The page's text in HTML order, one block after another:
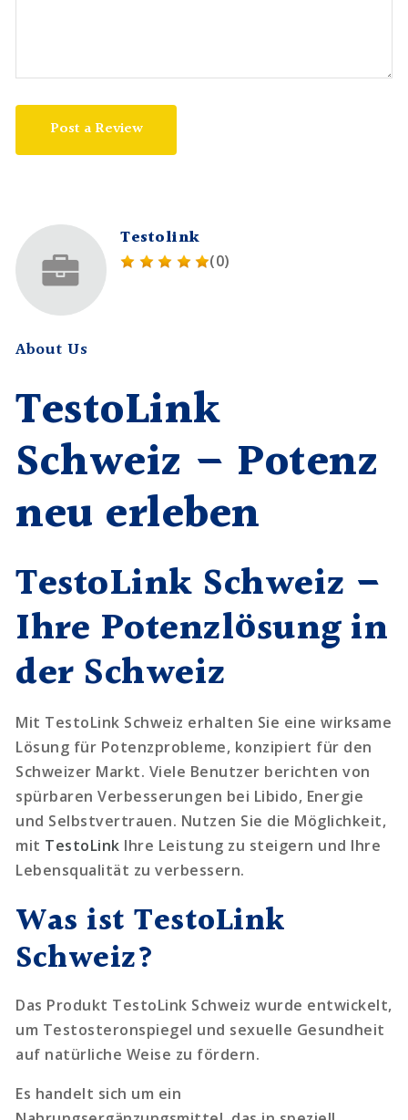
Post a Review
Testolink
(0)
About Us
TestoLink
Schweiz – Potenz
neu erleben
TestoLink Schweiz –
Ihre Potenzlösung in
der Schweiz
Mit TestoLink Schweiz erhalten Sie eine wirksame
Lösung für Potenzprobleme, konzipiert für den
Schweizer Markt. Viele Benutzer berichten von
spürbaren Verbesserungen bei Libido, Energie
und Selbstvertrauen. Nutzen Sie die Möglichkeit,
mit TestoLink Ihre Leistung zu steigern und Ihre
Lebensqualität zu verbessern.
Was ist TestoLink
Schweiz?
Das Produkt TestoLink Schweiz wurde entwickelt,
um Testosteronspiegel und sexuelle Gesundheit
auf natürliche Weise zu fördern.
Es handelt sich um ein